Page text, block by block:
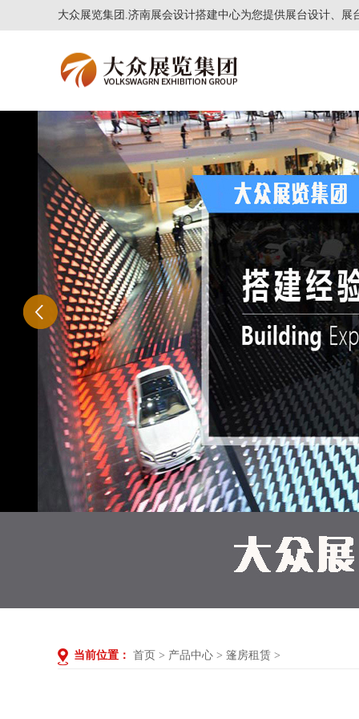
大众展览集团.济南展会设计搭建中心为您提供展台设计、
当前位置： 首页 > 产品中心 > 篷房租赁 >